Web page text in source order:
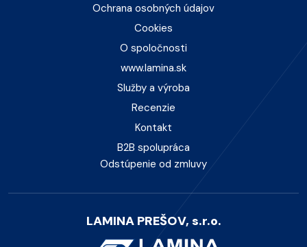
Ochrana osobných údajov
Cookies
O spoločnosti
www.lamina.sk
Služby a výroba
Recenzie
Kontakt
B2B spolupráca
Odstúpenie od zmluvy
LAMINA PREŠOV, s.r.o.